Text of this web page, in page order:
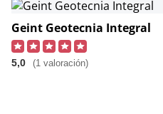
Geint Geotecnia Integral
5,0 (1 valoración)